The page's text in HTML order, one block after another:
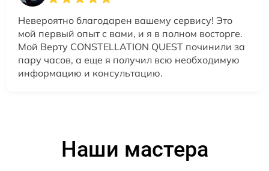
Невероятно благодарен вашему сервису! Это
мой первый опыт с вами, и я в полном восторге.
Мой Верту CONSTELLATION QUEST починили за
пару часов, а еще я получил всю необходимую
информацию и консультацию.
Наши мастера